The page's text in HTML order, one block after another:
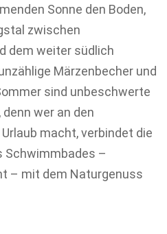
Sonne den Boden,
zwischen
dem weiter südlich
Märzenbecher und
sind unbeschwerte
wer an den
macht, verbindet die
Schwimmbades –
– mit dem Naturgenuss